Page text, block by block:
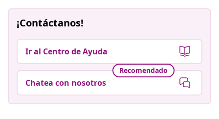
¡Contáctanos!
Ir al Centro de Ayuda
Recomendado
Chatea con nosotros